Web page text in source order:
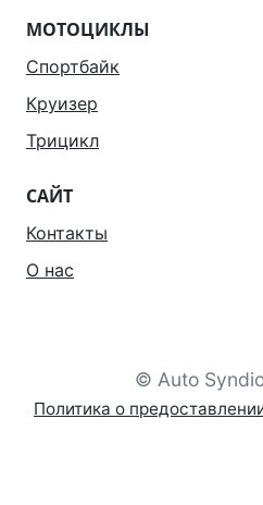
МОТОЦИКЛЫ
Спортбайк
Круизер
Трицикл
САЙТ
Контакты
О нас
© Auto
Политика о